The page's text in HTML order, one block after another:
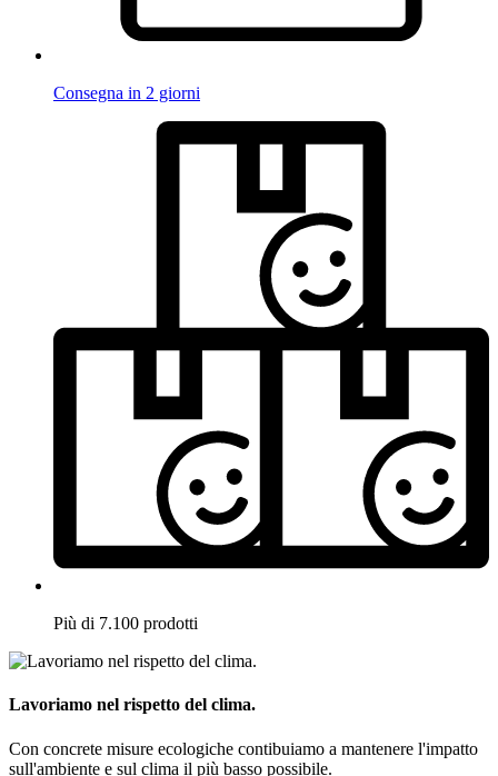
Consegna in 2 giorni
Più di 7.100 prodotti
Lavoriamo nel rispetto del clima.
Con concrete misure ecologiche contibuiamo a mantenere l'impatto
sull'ambiente e sul clima il più basso possibile.